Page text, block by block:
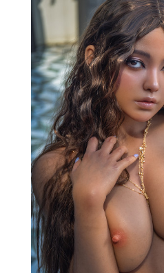
Par marque
Par matériaux
Par taille
Sex dolls en promotion
En stock
Aide